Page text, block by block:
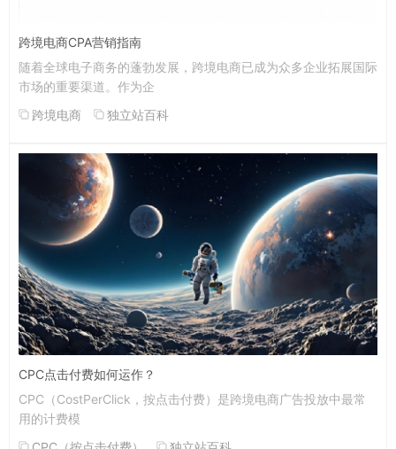
跨境电商CPA营销指南
随着全球电子商务的蓬勃发展，跨境电商已成为众多企业拓展国际
市场的重要渠道。作为企
跨境电商
独立站百科
CPC点击付费如何运作？
CPC（CostPerClick，按点击付费）是跨境电商广告投放中最常
用的计费模